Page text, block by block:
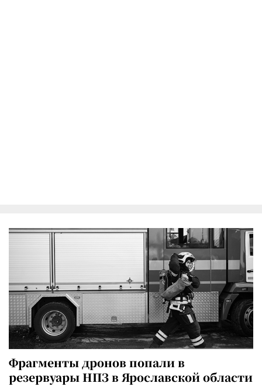
Фрагменты дронов попали в
резервуары НПЗ в Ярославской области